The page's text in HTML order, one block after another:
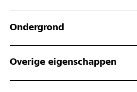
Ondergrond
Overige eigenschappen